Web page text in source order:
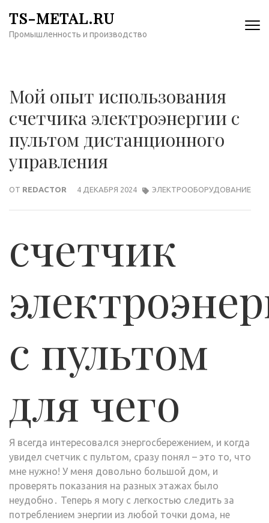
содержимому
TS-METAL.RU
Промышленность и производство
Мой опыт использования
счетчика электроэнергии с
пультом дистанционного
управления
ОТ REDACTOR 4 ДЕКАБРЯ 2024 ЭЛЕКТРООБОРУДОВАНИЕ
счетчик
с пультом
для чего
Я всегда интересовался энергосбережением, и когда
увидел счетчик с пультом, сразу понял – это то, что
мне нужно! У меня довольно большой дом, и
проверять показания на разных этажах было
неудобно․ Теперь я могу с легкостью следить за
потреблением энергии из любой точки дома, не